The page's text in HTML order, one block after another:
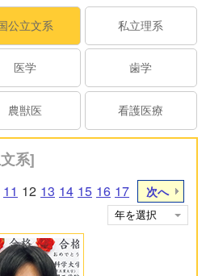
公立文系 私立理系
医学 歯学
農獣医 看護医療
系]
11 12 13 14 15 16 17 次へ